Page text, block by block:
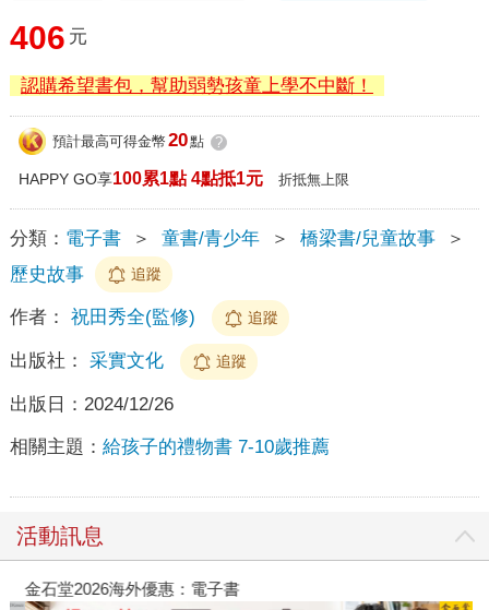
406 元
認購希望書包，幫助弱勢孩童上學不中斷！
預計最高可得金幣 20點 ?
HAPPY GO享100累1點 4點抵1元 折抵無上限
分類： 電子書 ＞ 童書/青少年 ＞ 橋梁書/兒童故事
＞
歷史故事
追蹤
作者： 祝田秀全(監修) 追蹤
出版社： 采實文化 追蹤
出版日： 2024/12/26
相關主題： 給孩子的禮物書 7-10歲推薦
活動訊息
金石堂2026海外優惠：電子書